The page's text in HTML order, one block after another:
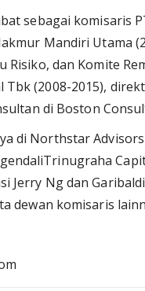
sebagai komisaris
Mandiri Utama
Risiko, dan Komite
(2008-2015),
di Boston
di Northstar
Jerry Ng dan
dewan komisaris